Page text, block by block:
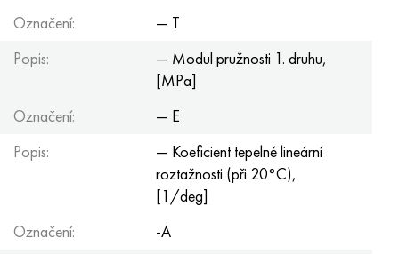
Označení:
— T
Popis:
— Modul pružnosti 1. druhu,
[MPa]
Označení:
— E
Popis:
— Koeficient tepelné lineární
roztažnosti (při 20°С),
[1/deg]
Označení:
-A